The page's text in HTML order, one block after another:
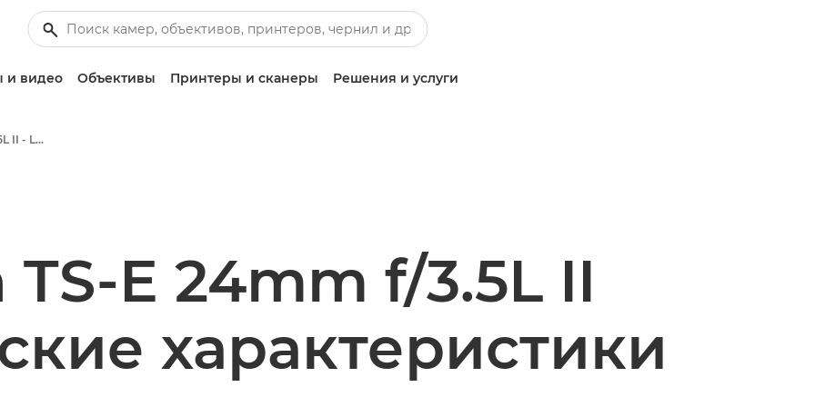
и видео Объективы Принтеры и сканеры Решения и услуги
Canon TS-E 24mm f/3.5L II - Lenses - Camera & Photo lenses
E 24mm f/3.5L II
характеристики